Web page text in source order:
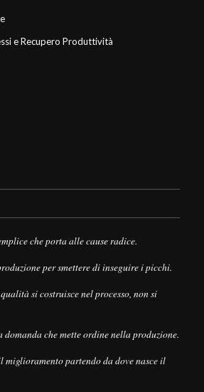
e Recupero Produttività
che porta alle cause radice.
per smettere di inseguire i picchi.
si costruisce nel processo, non si
che mette ordine nella produzione.
miglioramento partendo da dove nasce il